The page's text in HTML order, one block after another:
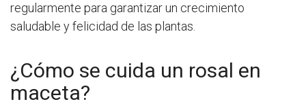
regularmente para garantizar un crecimiento
saludable y felicidad de las plantas.
¿Cómo se cuida un rosal en
maceta?